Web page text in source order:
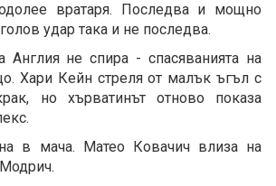
вратаря. Последва и мощно
удар така и не последва.
Англия не спира - спасяванията на
Хари Кейн стреля от малък ъгъл с
но хърватинът отново показа
в мача. Матео Ковачич влиза на